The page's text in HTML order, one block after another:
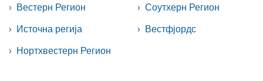
Вестерн Регион
Соутхерн Регион
Источна регија
Вестфјордс
Нортхвестерн Регион